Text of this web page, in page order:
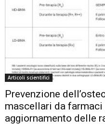
Articoli scientifici
Prevenzione
mascellari da farmaci
aggiornamento delle